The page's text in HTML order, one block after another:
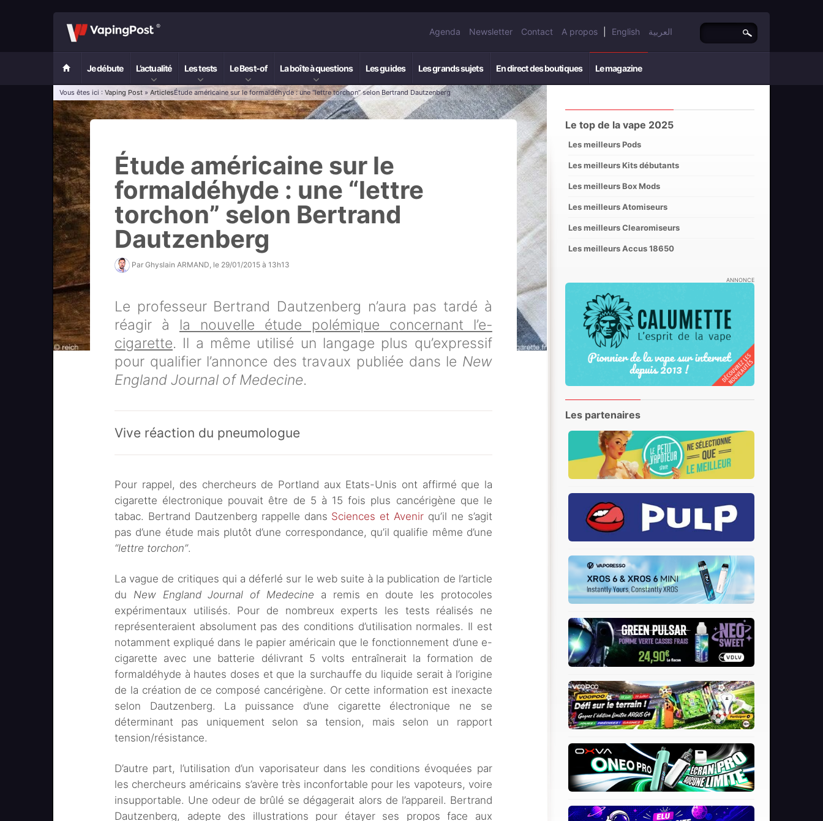
Agenda Newsletter Contact A propos English العربية
Je débute L’actualité Les tests Le Best-of La boîte à questions Les guides Les grands sujets En direct des boutiques Le magazine
Vous êtes ici : Vaping Post » ArticlesÉtude américaine sur le formaldéhyde : une “lettre torchon” selon Bertrand Dautzenberg
Étude américaine sur le
formaldéhyde : une “lettre
torchon” selon Bertrand
Dautzenberg
Par Ghyslain ARMAND , le 29/01/2015 à 13h13
Le professeur Bertrand Dautzenberg n’aura pas tardé à
réagir à la nouvelle étude polémique concernant l’e-
cigarette. Il a même utilisé un langage plus qu’expressif
pour qualifier l’annonce des travaux publiée dans le New
England Journal of Medecine.
Vive réaction du pneumologue
Pour rappel, des chercheurs de Portland aux Etats-Unis ont affirmé que la
cigarette électronique pouvait être de 5 à 15 fois plus cancérigène que le
tabac. Bertrand Dautzenberg rappelle dans Sciences et Avenir qu’il ne s’agit
pas d’une étude mais plutôt d’une correspondance, qu’il qualifie même d’une
“lettre torchon”.
La vague de critiques qui a déferlé sur le web suite à la publication de l’article
du New England Journal of Medecine a remis en doute les protocoles
expérimentaux utilisés. Pour de nombreux experts les tests réalisés ne
représenteraient absolument pas des conditions d’utilisation normales. Il est
notamment expliqué dans le papier américain que le fonctionnement d’une e-
cigarette avec une batterie délivrant 5 volts entraînerait la formation de
formaldéhyde à hautes doses et que la surchauffe du liquide serait à l’origine
de la création de ce composé cancérigène. Or cette information est inexacte
selon Dautzenberg. La puissance d’une cigarette électronique ne se
déterminant pas uniquement selon sa tension, mais selon un rapport
tension/résistance.
D’autre part, l’utilisation d’un vaporisateur dans les conditions évoquées par
les chercheurs américains s’avère très inconfortable pour les vapoteurs, voire
insupportable. Une odeur de brûlé se dégagerait alors de l’appareil. Bertrand
Dautzenberg, adepte des illustrations pour étayer ses propos face aux
Le top de la vape 2025
Les meilleurs Pods
Les meilleurs Kits débutants
Les meilleurs Box Mods
Les meilleurs Atomiseurs
Les meilleurs Clearomiseurs
Les meilleurs Accus 18650
ANNONCE
Les partenaires